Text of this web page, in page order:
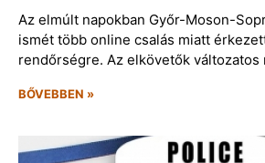
Az elmúlt napokban Győr-Moson-
ismét több online csalás miatt
rendőrségre. Az elkövetők
BŐVEBBEN »